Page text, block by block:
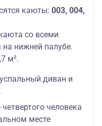
каюты: 003, 004,
со всеми
нижней палубе.
м².
диван и
человека
месте